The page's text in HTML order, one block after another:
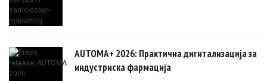
AUTOMA+ 2026: Практична дигитализација за
индустриска фармација